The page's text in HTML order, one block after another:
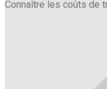
Connaître les coûts de